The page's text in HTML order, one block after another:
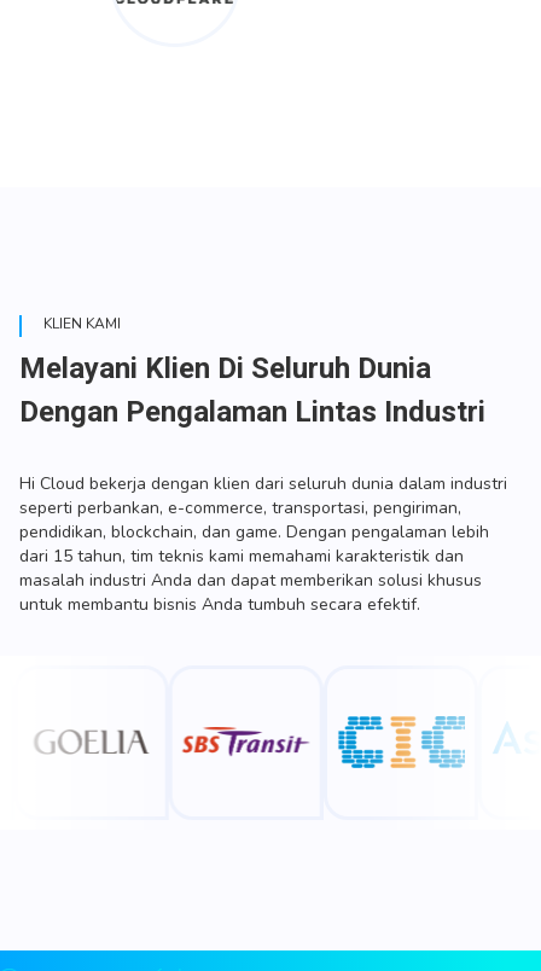
KLIEN KAMI
Melayani Klien Di Seluruh Dunia
Dengan Pengalaman Lintas Industri
Hi Cloud bekerja dengan klien dari seluruh dunia dalam industri
seperti perbankan, e-commerce, transportasi, pengiriman,
pendidikan, blockchain, dan game. Dengan pengalaman lebih
dari 15 tahun, tim teknis kami memahami karakteristik dan
masalah industri Anda dan dapat memberikan solusi khusus
untuk membantu bisnis Anda tumbuh secara efektif.